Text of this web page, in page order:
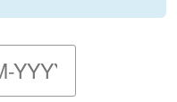
尋日期範圍的開